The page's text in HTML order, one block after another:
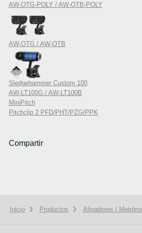
AW-OTG-POLY / AW-OTB-POLY
AW-OTG / AW-OTB
Sledgehammer Custom 100
AW-LT100G / AW-LT100B
MiniPitch
Pitchclip 2 PFD/PHT/PZG/PPK
Compartir
Inicio Productos Afinadores /